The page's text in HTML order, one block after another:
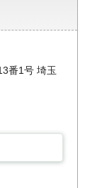
番1号 埼玉